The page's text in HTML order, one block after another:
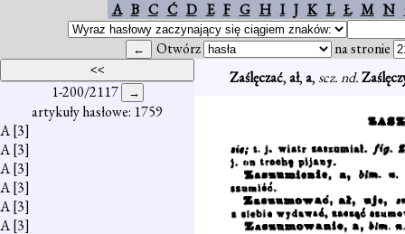
A B C Ć D E F G H I J K L Ł M N
Otwórz na stronie
1-200/2117
artykuły hasłowe: 1759
A[3]
A[3]
A[3]
A[3]
A[3]
A[3]
Zaślęczać,ał,a,scz. nd.